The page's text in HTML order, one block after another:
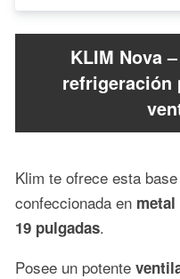
KLIM Nova
refrigeración
Klim te ofrece esta
confeccionada en metal
19 pulgadas.
Posee un potente